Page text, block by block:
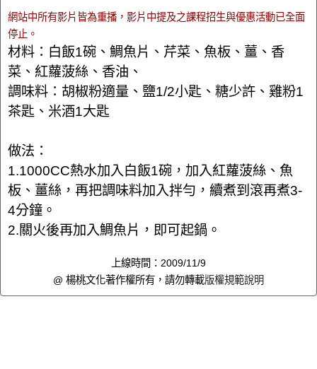
網站中所有影片皆為重播，影片中提及之課程招生與優惠活動已全面
停止。
材料：白飯1碗、鯛魚片、芹菜、魚板、薑、香
菜、紅蘿菠絲、香油、
調味料：胡椒粉適量、鹽1/2小匙、糖少許、雞粉1
茶匙、米酒1大匙
做法：
1.1000CC熱水加入白飯1碗，加入紅蘿菠絲、魚
板、薑絲，再把調味料加入拌勻，續煮到滾再煮3-
4分鐘。
2.關火後再加入鯛魚片，即可起鍋。
上線時間：2009/11/9
@ 楊桃文化著作權所有，請勿轉載版權規範說明